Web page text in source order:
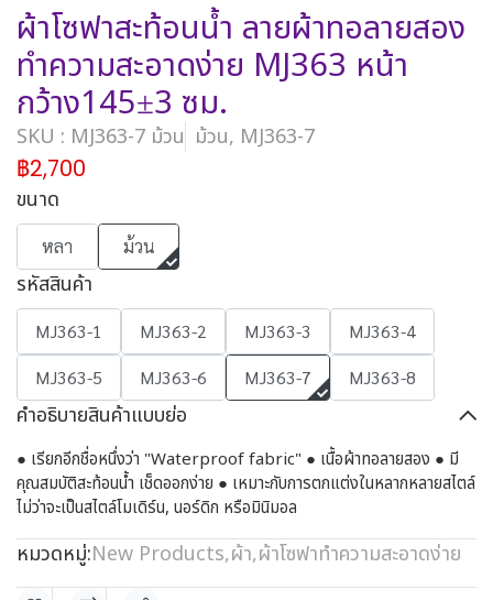
ผ้าโซฟาสะท้อนน้ำ ลายผ้าทอลายสอง
ทำความสะอาดง่าย MJ363 หน้า
กว้าง145±3 ซม.
SKU : MJ363-7 ม้วน ม้วน, MJ363-7
฿2,700
ขนาด
หลา ม้วน
รหัสสินค้า
MJ363-1 MJ363-2 MJ363-3
MJ363-4
MJ363-5
MJ363-6 MJ363-7 MJ363-8
คำอธิบายสินค้าแบบย่อ
● เรียกอีกชื่อหนึ่งว่า "Waterproof fabric" ● เนื้อผ้าทอลายสอง ● มี
คุณสมบัติสะท้อนน้ำ เช็ดออกง่าย ● เหมาะกับการตกแต่งในหลากหลายสไตล์
ไม่ว่าจะเป็นสไตล์โมเดิร์น, นอร์ดิก หรือมินิมอล
หมวดหมู่:New Products,ผ้า,ผ้าโซฟาทำความสะอาดง่าย